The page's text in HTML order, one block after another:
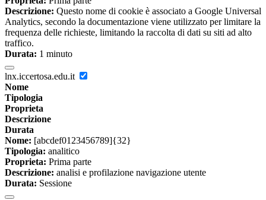
Descrizione: Questo nome di cookie è associato a Google Universal
Analytics, secondo la documentazione viene utilizzato per limitare la
frequenza delle richieste, limitando la raccolta di dati su siti ad alto
traffico.
Durata: 1 minuto
lnx.iccertosa.edu.it
Nome
Tipologia
Proprieta
Descrizione
Durata
Nome: [abcdef0123456789]{32}
Tipologia: analitico
Proprieta: Prima parte
Descrizione: analisi e profilazione navigazione utente
Durata: Sessione